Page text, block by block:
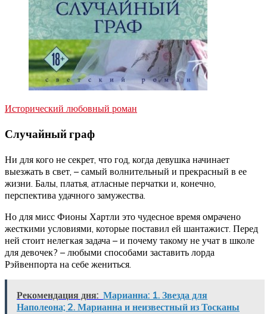
Исторический любовный роман
Случайный граф
Ни для кого не секрет, что год, когда девушка начинает
выезжать в свет, – самый волнительный и прекрасный в ее
жизни. Балы, платья, атласные перчатки и, конечно,
перспектива удачного замужества.
Но для мисс Фионы Хартли это чудесное время омрачено
жесткими условиями, которые поставил ей шантажист. Перед
ней стоит нелегкая задача – и почему такому не учат в школе
для девочек? – любыми способами заставить лорда
Рэйвенпорта на себе жениться.
Рекомендация дня: Марианна: 1. Звезда для
Наполеона; 2. Марианна и неизвестный из Тосканы